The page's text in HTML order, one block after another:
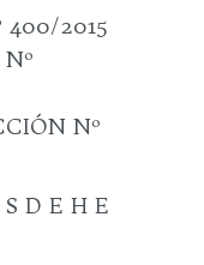
400/2015
Nº
D E H E